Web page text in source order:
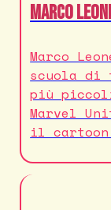
Marco
Marco
scuola di
più piccoli
Marvel
il